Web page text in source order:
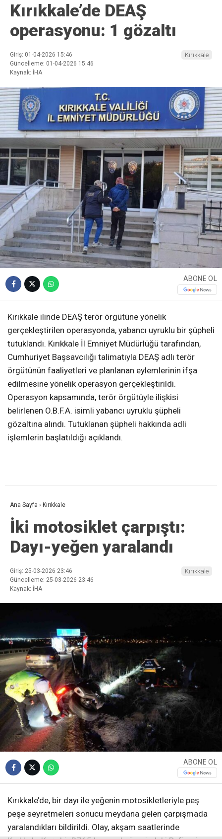
Kırıkkale’de DEAŞ
operasyonu: 1 gözaltı
Giriş: 01-04-2026 15:46
Güncelleme: 01-04-2026 15:46
Kaynak: İHA
Kırıkkale
ABONE OL
Kırıkkale ilinde DEAŞ terör örgütüne yönelik
gerçekleştirilen operasyonda, yabancı uyruklu bir şüpheli
tutuklandı. Kırıkkale İl Emniyet Müdürlüğü tarafından,
Cumhuriyet Başsavcılığı talimatıyla DEAŞ adlı terör
örgütünün faaliyetleri ve planlanan eylemlerinin ifşa
edilmesine yönelik operasyon gerçekleştirildi.
Operasyon kapsamında, terör örgütüyle ilişkisi
belirlenen O.B.F.A. isimli yabancı uyruklu şüpheli
gözaltına alındı. Tutuklanan şüpheli hakkında adli
işlemlerin başlatıldığı açıklandı.
Ana Sayfa › Kırıkkale
İki motosiklet çarpıştı:
Dayı-yeğen yaralandı
Giriş: 25-03-2026 23:46
Güncelleme: 25-03-2026 23:46
Kaynak: İHA
Kırıkkale
ABONE OL
Kırıkkale’de, bir dayı ile yeğenin motosikletleriyle peş
peşe seyretmeleri sonucu meydana gelen çarpışmada
yaralandıkları bildirildi. Olay, akşam saatlerinde